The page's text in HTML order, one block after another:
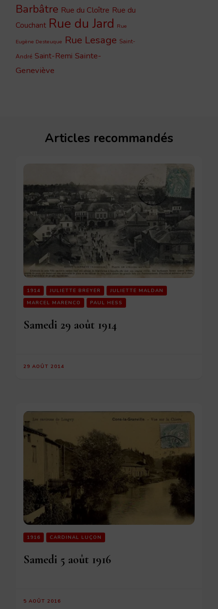
Barbâtre Rue du Cloître Rue du
Couchant Rue du Jard Rue
Eugène Desteuque Rue Lesage Saint-
André Saint-Remi Sainte-
Geneviève
Articles recommandés
1914 JULIETTE BREYER
JULIETTE MALDAN
MARCEL MARENCO
PAUL HESS
Samedi 29 août 1914
29 AOÛT 2014
1916 CARDINAL LUÇON
Samedi 5 août 1916
5 AOÛT 2016